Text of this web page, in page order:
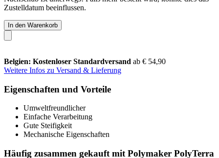
Zustelldatum beeinflussen.
In den Warenkorb
Belgien: Kostenloser Standardversand ab € 54,90
Weitere Infos zu Versand & Lieferung
Eigenschaften und Vorteile
Umweltfreundlicher
Einfache Verarbeitung
Gute Steifigkeit
Mechanische Eigenschaften
Häufig zusammen gekauft mit Polymaker PolyTerra